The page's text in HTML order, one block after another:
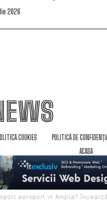
2026
COOKIES
POLITICĂ DE
ACASA
aeroport in Anglia? Încearcă